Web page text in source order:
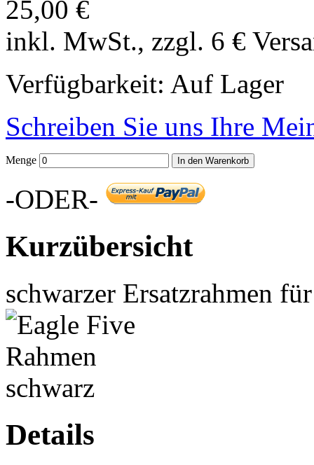
25,00 €
inkl. MwSt., zzgl. 6 €
Verfügbarkeit: Auf Lager
Schreiben Sie uns Ihre
Menge In den Warenkorb
-ODER-
Kurzübersicht
schwarzer Ersatzrahmen
Details